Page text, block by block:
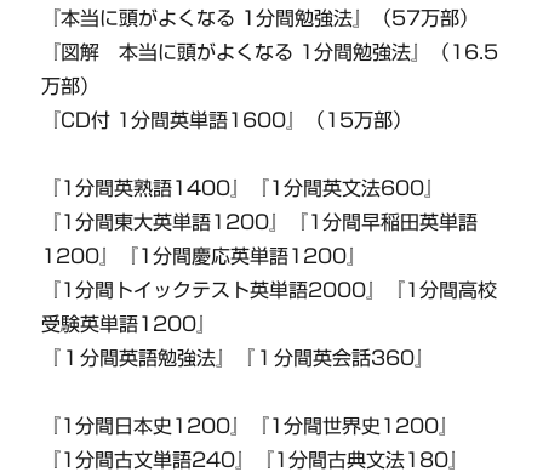
『本当に頭がよくなる 1分間勉強法』（57万部）
『図解 本当に頭がよくなる 1分間勉強法』（16.5
万部）
『CD付 1分間英単語1600』（15万部）
『1分間英熟語1400』『1分間英文法600』
『1分間東大英単語1200』『1分間早稲田英単語
1200』『1分間慶応英単語1200』
『1分間トイックテスト英単語2000』『1分間高校
受験英単語1200』
『１分間英語勉強法』『１分間英会話360』
『1分間日本史1200』『1分間世界史1200』
『1分間古文単語240』『1分間古典文法180』